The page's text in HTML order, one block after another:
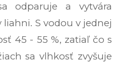
odparuje a vytvára
S vodou v jednej
45 - 55 %, zatiaľ čo s
sa vlhkosť zvyšuje